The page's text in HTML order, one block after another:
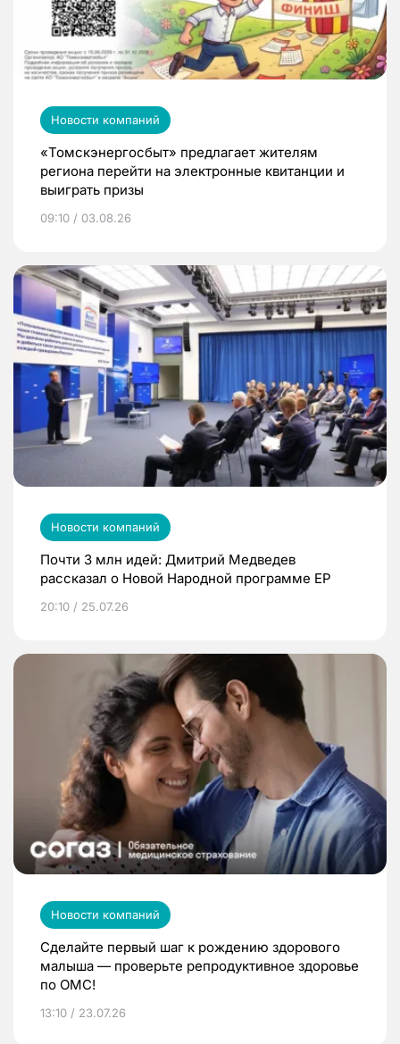
Новости компаний
«Томскэнергосбыт» предлагает жителям
региона перейти на электронные квитанции и
выиграть призы
09:10 / 03.08.26
Новости компаний
Почти 3 млн идей: Дмитрий Медведев
рассказал о Новой Народной программе ЕР
20:10 / 25.07.26
Новости компаний
Сделайте первый шаг к рождению здорового
малыша — проверьте репродуктивное здоровье
по ОМС!
13:10 / 23.07.26